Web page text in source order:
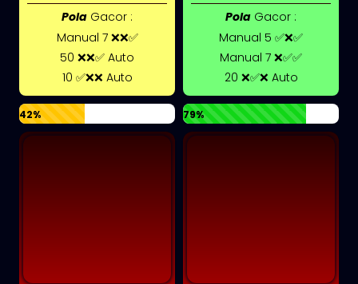
Pola Gacor :
Manual 7 ❌❌✅
50 ❌❌✅ Auto
10 ✅❌❌ Auto
42%
Pola Gacor :
Manual 5 ✅❌✅
Manual 7 ❌✅✅
20 ❌✅❌ Auto
79%